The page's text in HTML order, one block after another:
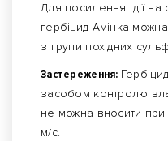
Для посилення дії на
гербіцид Амінка
з групи похідних
Застереження:
засобом контролю
не можна вносити при
м/с.